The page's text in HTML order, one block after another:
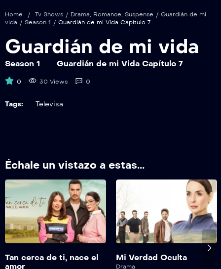
GDMV012
Guardián de mi Vida Capítulo 12
GDMV013
GDMV014
Guardián de mi Vida Capítulo 16
GDMV017
Guardián de mi Vida Capítulo 17
GDMV018
Guardián de mi Vida Capítulo 18
GDMV19
Home / Tv Shows / Drama, Romance, Suspense / Guardián de mi
vida / Season 1 / Guardián de mi Vida Capítulo 7
Guardián de mi vida
Season 1 Guardián de mi Vida Capítulo 7
0 30 Views 0
Tags: Televisa
Échale un vistazo a estas...
Tan cerca de ti, nace el
amor
Mi Verdad Oculta
Drama